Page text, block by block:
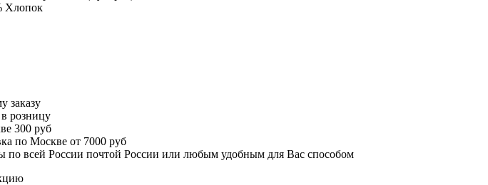
Хлопок
заказу
розницу
300 руб
по Москве от 7000 руб
по всей России почтой России или любым удобным для Вас способом